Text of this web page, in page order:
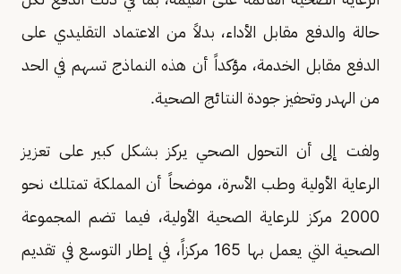
حالة والدفع مقابل الأداء، بدلاً من الاعتماد التقليدي على
الدفع مقابل الخدمة، مؤكداً أن هذه النماذج تسهم في الحد
من الهدر وتحفيز جودة النتائج الصحية.
ولفت إلى أن التحول الصحي يركز بشكل كبير على تعزيز
الرعاية الأولية وطب الأسرة، موضحاً أن المملكة تمتلك نحو
2000 مركز للرعاية الصحية الأولية، فيما تضم المجموعة
الصحية التي يعمل بها 165 مركزاً، في إطار التوسع في تقديم